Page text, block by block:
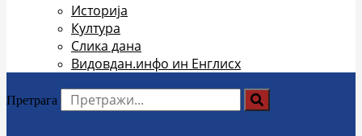
Историја
Култура
Слика дана
Видовдан.инфо ин Енглисх
Претрага